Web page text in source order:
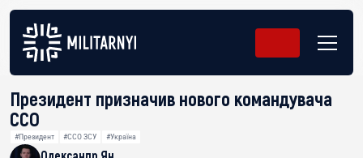
Президент призначив нового командувача
ССО
#Президент #ССО ЗСУ #Україна